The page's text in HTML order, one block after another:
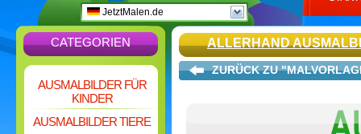
JetztMalen.de
CATEGORIEN
AUSMALBILDER FÜR
KINDER
AUSMALBILDER TIERE
ALLERHAND
ZURÜCK ZU